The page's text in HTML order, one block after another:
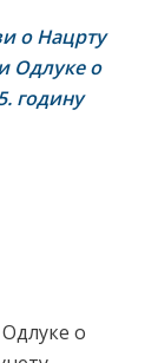
о Нацрту
Одлуке о
. годину
о